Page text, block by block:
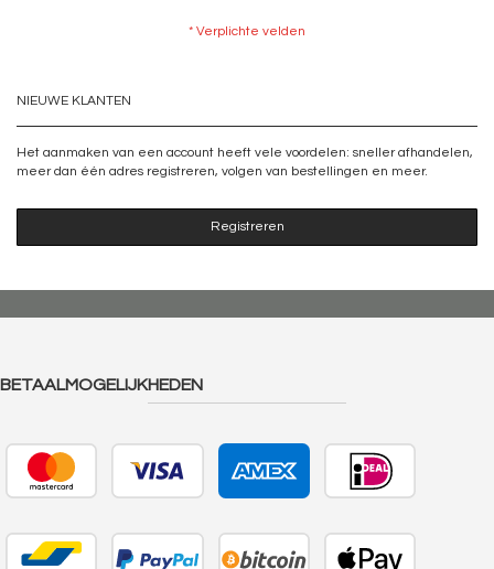
NIEUWE KLANTEN
Het aanmaken van een account heeft vele voordelen: sneller afhandelen,
meer dan één adres registreren, volgen van bestellingen en meer.
Registreren
BETAALMOGELIJKHEDEN